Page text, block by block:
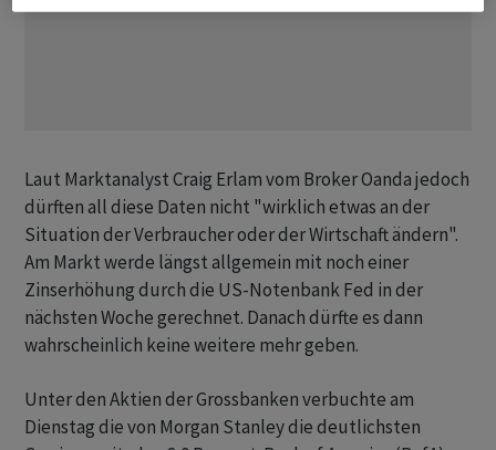
Laut Marktanalyst Craig Erlam vom Broker Oanda jedoch
dürften all diese Daten nicht "wirklich etwas an der
Situation der Verbraucher oder der Wirtschaft ändern".
Am Markt werde längst allgemein mit noch einer
Zinserhöhung durch die US-Notenbank Fed in der
nächsten Woche gerechnet. Danach dürfte es dann
wahrscheinlich keine weitere mehr geben.
Unter den Aktien der Grossbanken verbuchte am
Dienstag die von Morgan Stanley die deutlichsten